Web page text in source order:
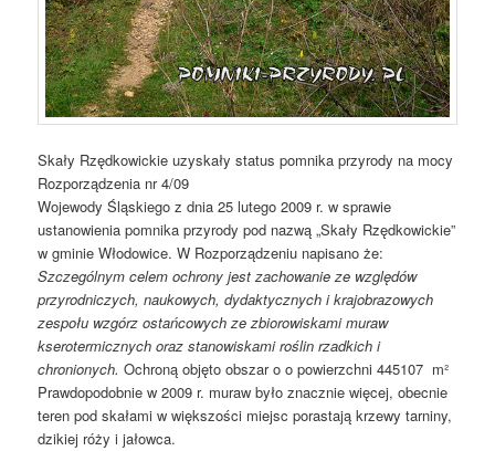
Skały Rzędkowickie uzyskały status pomnika przyrody na mocy
Rozporządzenia nr 4/09
Wojewody Śląskiego z dnia 25 lutego 2009 r. w sprawie
ustanowienia pomnika przyrody pod nazwą „Skały Rzędkowickie”
w gminie Włodowice. W Rozporządzeniu napisano że:
Szczególnym celem ochrony jest zachowanie ze względów
przyrodniczych, naukowych, dydaktycznych i krajobrazowych
zespołu wzgórz ostańcowych ze zbiorowiskami muraw
kserotermicznych oraz stanowiskami roślin rzadkich i
chronionych.Ochroną objęto obszar o o powierzchni 445107 m²
Prawdopodobnie w 2009 r. muraw było znacznie więcej, obecnie
teren pod skałami w większości miejsc porastają krzewy tarniny,
dzikiej róży i jałowca.